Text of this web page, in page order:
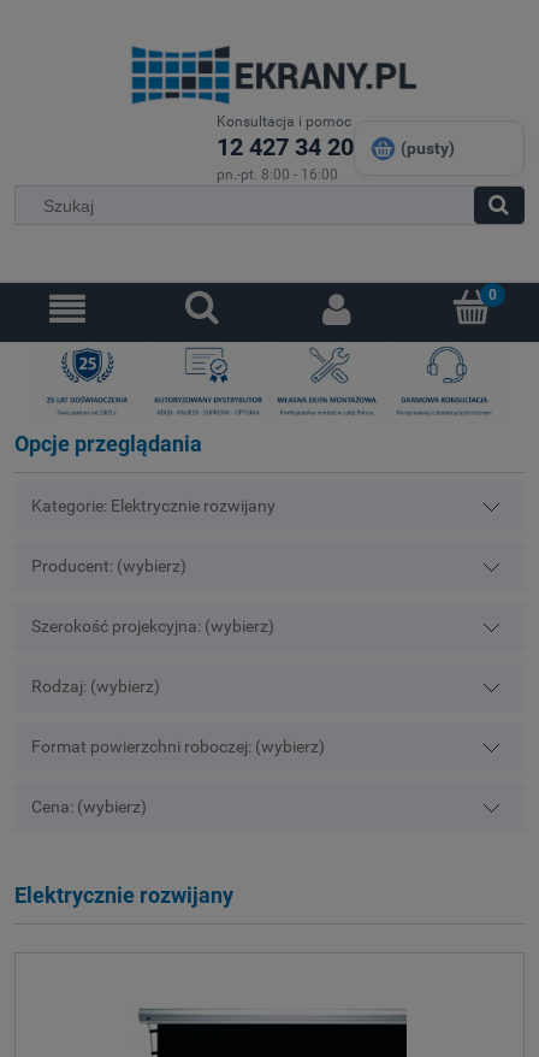
Konsultacja i pomoc
12 427 34 20
pn.-pt. 8:00 - 16:00
(pusty)
Opcje przeglądania
Kategorie: Elektrycznie rozwijany
Producent: (wybierz)
Szerokość projekcyjna: (wybierz)
Rodzaj: (wybierz)
Format powierzchni roboczej: (wybierz)
Cena: (wybierz)
Elektrycznie rozwijany